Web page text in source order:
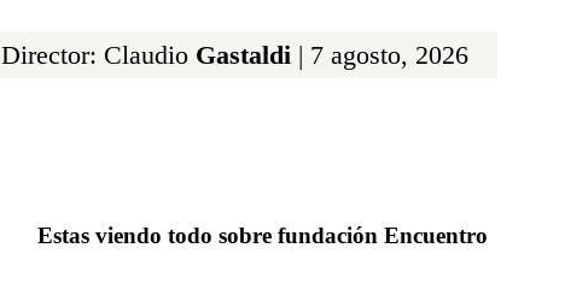
Director: Claudio Gastaldi | 7 agosto, 2026
Estas viendo todo sobre fundación Encuentro